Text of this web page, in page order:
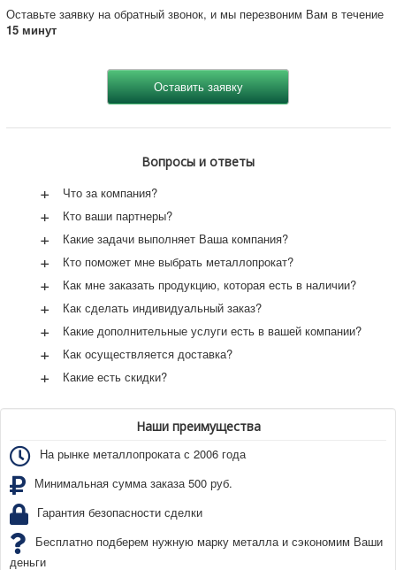
Оставьте заявку на обратный звонок, и мы перезвоним Вам в течение
15 минут
Вопросы и ответы
+ Что за компания?
+ Кто ваши партнеры?
+ Какие задачи выполняет Ваша компания?
+ Кто поможет мне выбрать металлопрокат?
+ Как мне заказать продукцию, которая есть в наличии?
+ Как сделать индивидуальный заказ?
+ Какие дополнительные услуги есть в вашей компании?
+ Как осуществляется доставка?
+ Какие есть скидки?
Наши преимущества
На рынке металлопроката с 2006 года
Минимальная сумма заказа 500 руб.
Гарантия безопасности сделки
Бесплатно подберем нужную марку металла и сэкономим Ваши
деньги